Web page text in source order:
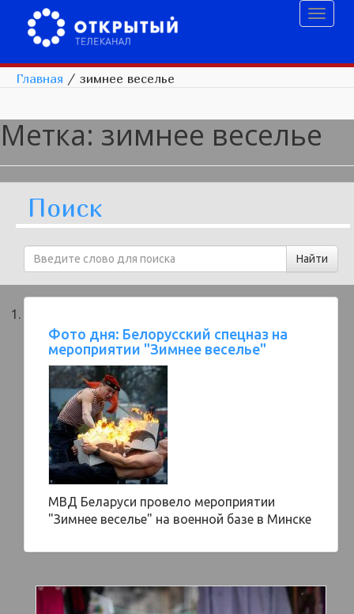
Главная / зимнее веселье
Метка: зимнее веселье
Поиск
Фото дня: Белорусский спецназ на
мероприятии "Зимнее веселье"
МВД Беларуси провело мероприятии
"Зимнее веселье" на военной базе в Минске